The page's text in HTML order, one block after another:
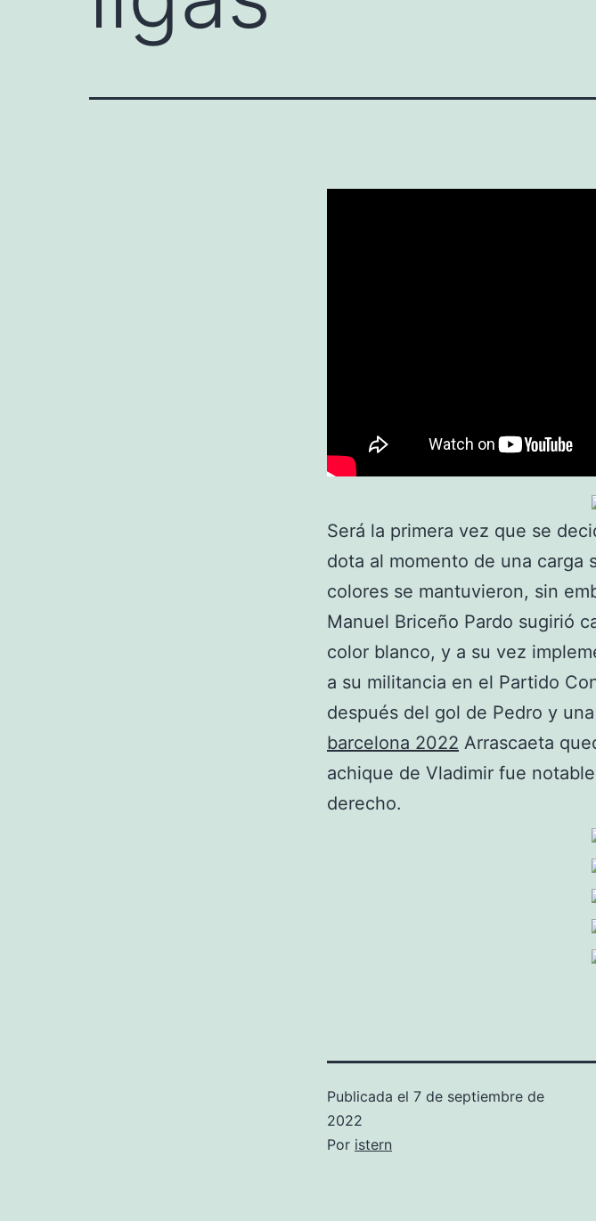
Será la primera vez que se
dota al momento de una carga
colores se mantuvieron, sin
Manuel Briceño Pardo sugirió
color blanco, y a su vez
a su militancia en el Partido
después del gol de Pedro y
barcelona 2022 Arrascaeta
achique de Vladimir fue
derecho.
Publicada el 7 de septiembre de
2022
Por istern